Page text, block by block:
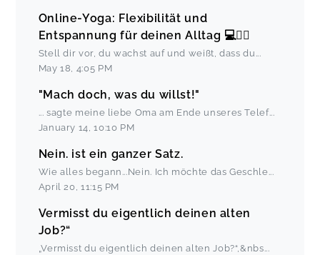
Online-Yoga: Flexibilität und
Entspannung für deinen Alltag 💻🧘‍♀️
Stell dir vor, du wachst auf und weißt, dass du ...
May 18 4:05 PM
"Mach doch, was du willst!"
... sagte meine liebe Oma am Ende unseres Telef...
January 14 ,10:10 PM
Nein. ist ein ganzer Satz.
Wie alles begann...Nein. Ich möchte das Geschle...
April 20 ,11:15 PM
Vermisst du eigentlich deinen alten
Job?“
„Vermisst du eigentlich deinen alten Job?“,&nbs...